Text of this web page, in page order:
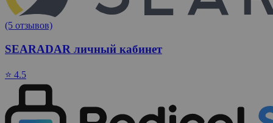
(5 отзывов)
SEARADAR личный кабинет
⭐ 4.5